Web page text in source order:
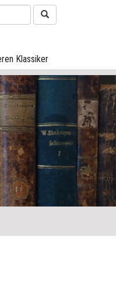
Klassiker